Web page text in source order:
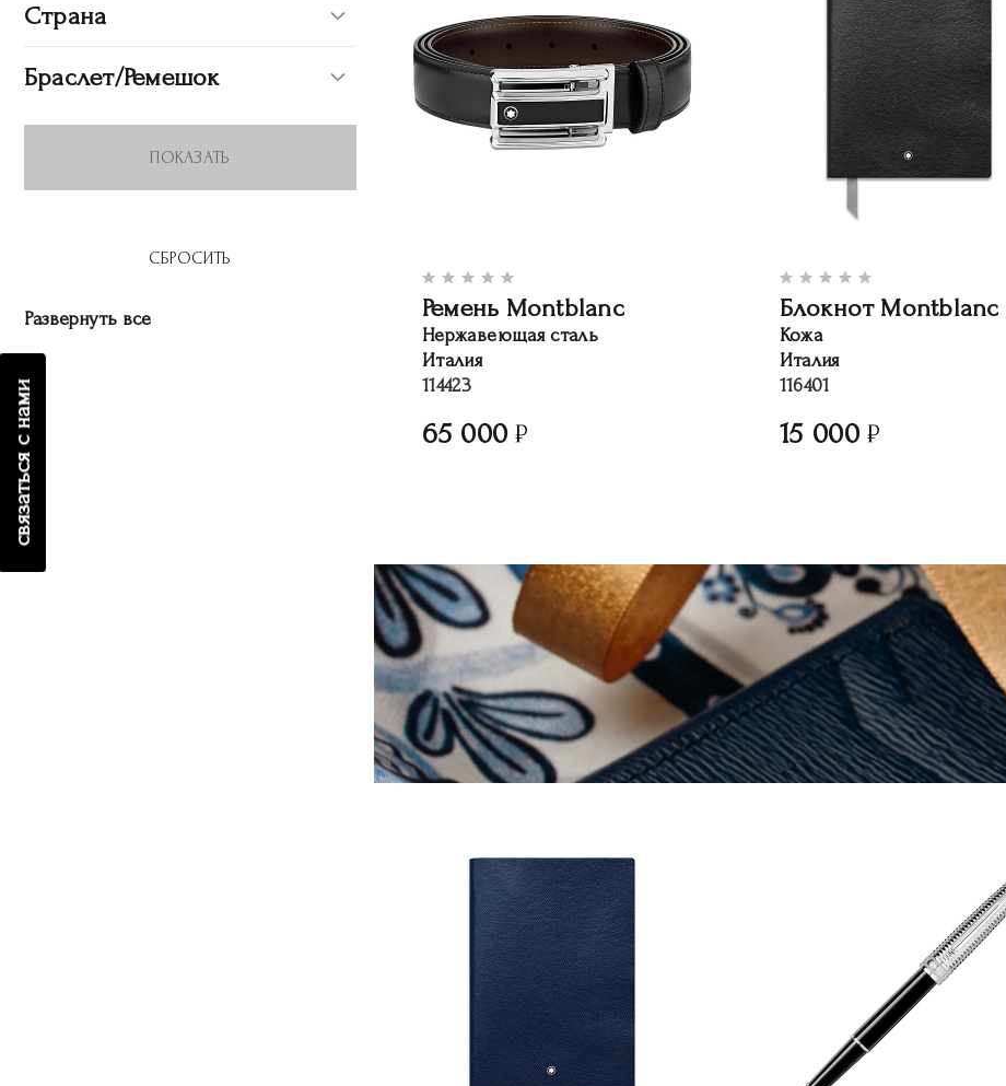
связаться с нами
Страна
Браслет/Ремешок
Развернуть все Ремень Montblanc
Нержавеющая сталь
Италия
114423
65 000
Блокнот Montblanc
Кожа
Италия
116401
15 000